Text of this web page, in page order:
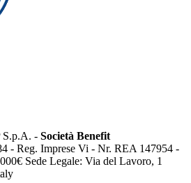
S.p.A. - Società Benefit
- Reg. Imprese Vi - Nr. REA 147954 -
Sede Legale: Via del Lavoro, 1